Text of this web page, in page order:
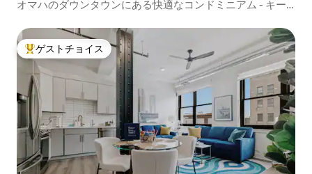
オマハのダウンタウンにある快適なコンドミニアム - キー
大好評のゲストチョイスです。
ゲストチョイス